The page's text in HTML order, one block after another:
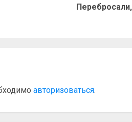
авторизоваться.